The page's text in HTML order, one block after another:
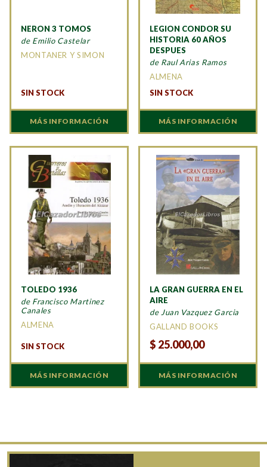
NERON 3 TOMOS
de Emilio Castelar
MONTANER Y SIMON
SIN STOCK
MÁS INFORMACIÓN
LEGION CONDOR SU
HISTORIA 60 AÑOS
DESPUES
de Raul Arias Ramos
ALMENA
SIN STOCK
MÁS INFORMACIÓN
TOLEDO 1936
de Francisco Martinez
Canales
ALMENA
SIN STOCK
MÁS INFORMACIÓN
LA GRAN GUERRA EN EL
AIRE
de Juan Vazquez Garcia
GALLAND BOOKS
$ 25.000,00
MÁS INFORMACIÓN